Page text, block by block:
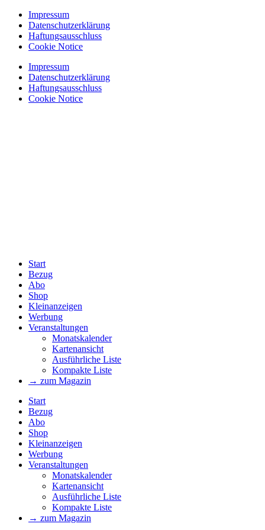
Zum
Inhalt
springen
Impressum
Datenschutzerklärung
Haftungsausschluss
Cookie Notice
Impressum
Datenschutzerklärung
Haftungsausschluss
Cookie Notice
Start
Bezug
Abo
Shop
Kleinanzeigen
Werbung
Veranstaltungen
Monatskalender
Kartenansicht
Ausführliche Liste
Kompakte Liste
→ zum Magazin
Start
Bezug
Abo
Shop
Kleinanzeigen
Werbung
Veranstaltungen
Monatskalender
Kartenansicht
Ausführliche Liste
Kompakte Liste
→ zum Magazin